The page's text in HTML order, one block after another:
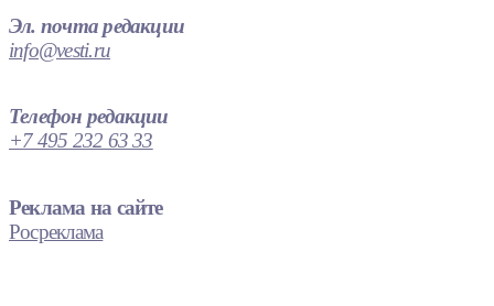
Эл. почта редакции
info@vesti.ru
Телефон редакции
+7 495 232 63 33
Реклама на сайте
Росреклама